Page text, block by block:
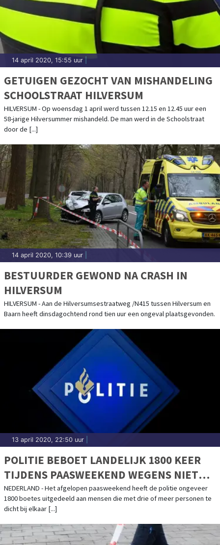
14 april 2020, 15:55 uur
GETUIGEN GEZOCHT VAN MISHANDELING
SCHOOLSTRAAT HILVERSUM
HILVERSUM - Op woensdag 1 april werd tussen 12.15 en 12.45 uur een
58-jarige Hilversummer mishandeld. De man werd in de Schoolstraat
door de [...]
14 april 2020, 10:39 uur
BESTUURDER GEWOND NA CRASH IN
HILVERSUM
HILVERSUM - Aan de Hilversumsestraatweg /N415 tussen Hilversum en
Baarn heeft dinsdagochtend rond tien uur een ongeval plaatsgevonden.
13 april 2020, 22:50 uur
POLITIE BEBOET LANDELIJK 1800 KEER
TIJDENS PAASWEEKEND WEGENS NIET
NALEVEN MAATREGELEN
NEDERLAND - Het afgelopen paasweekend heeft de politie ongeveer
1800 boetes uitgedeeld aan mensen die met drie of meer personen te
dicht bij elkaar [...]